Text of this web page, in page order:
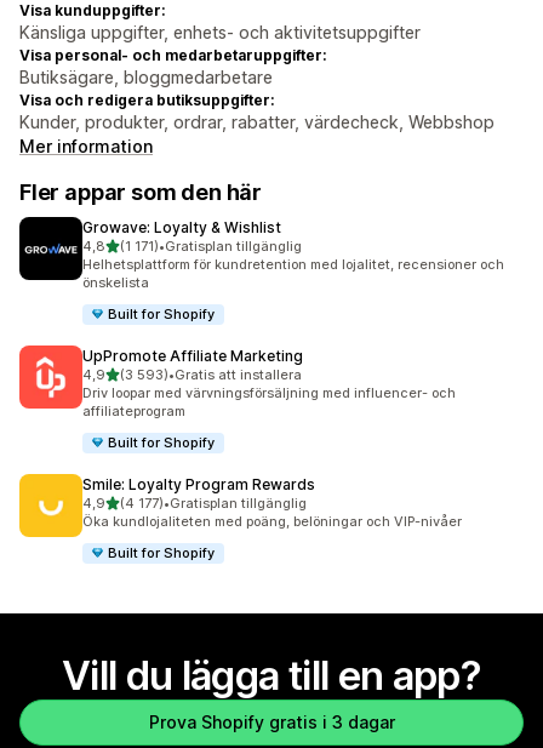
Visa kunduppgifter:
Känsliga uppgifter, enhets- och aktivitetsuppgifter
Visa personal- och medarbetaruppgifter:
Butiksägare, bloggmedarbetare
Visa och redigera butiksuppgifter:
Kunder, produkter, ordrar, rabatter, värdecheck, Webbshop
Mer information
Fler appar som den här
Growave: Loyalty & Wishlist
4,8av 5 stjärnor
(1 171)
1171 recensioner totalt
•Gratisplan tillgänglig
Helhetsplattform för kundretention med lojalitet, recensioner och
önskelista
Built for Shopify
UpPromote Affiliate Marketing
4,9av 5 stjärnor
(3 593)
3593 recensioner totalt
•Gratis att installera
Driv loopar med värvningsförsäljning med influencer- och
affiliateprogram
Built for Shopify
Smile: Loyalty Program Rewards
4,9av 5 stjärnor
(4 177)
4177 recensioner totalt
•Gratisplan tillgänglig
Öka kundlojaliteten med poäng, belöningar och VIP-nivåer
Built for Shopify
Vill du lägga till en app?
Prova Shopify gratis i 3 dagar